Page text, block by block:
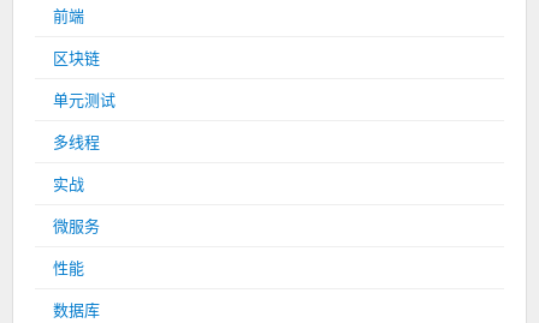
前端
区块链
单元测试
多线程
实战
微服务
性能
数据库